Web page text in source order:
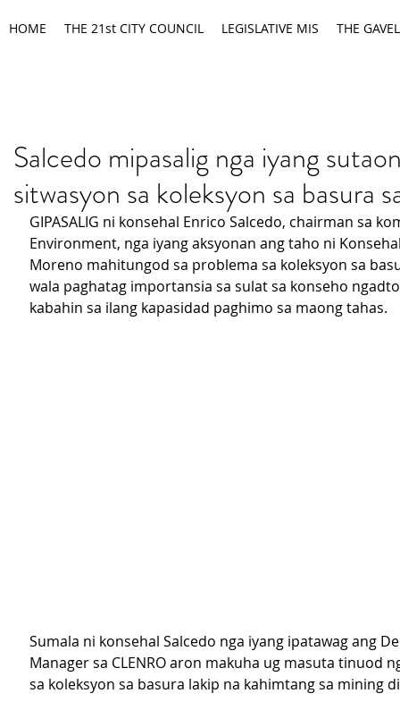
HOME THE 21st CITY COUNCIL LEGISLATIVE MIS THE GAVEL
Salcedo mipasalig nga iyang
sitwasyon sa koleksyon sa basura
GIPASALIG ni konsehal Enrico Salcedo, chairman sa
Environment, nga iyang aksyonan ang taho ni
Moreno mahitungod sa problema sa koleksyon sa
wala paghatag importansia sa sulat sa konseho
kabahin sa ilang kapasidad paghimo sa maong tahas.
Sumala ni konsehal Salcedo nga iyang ipatawag ang
Manager sa CLENRO aron makuha ug masuta tinuod
sa koleksyon sa basura lakip na kahimtang sa mining